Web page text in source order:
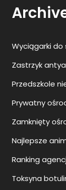
Wyciągarki
Zastrzyk
Przedszkole
Prywatny
Zamknięty
Najlepsze
Ranking
Toksyna